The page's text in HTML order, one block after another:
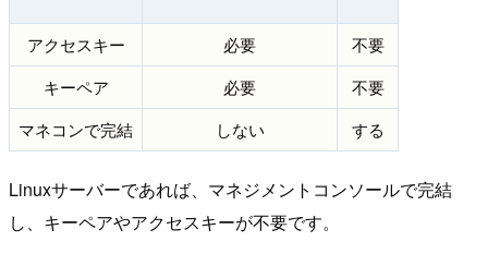
アクセスキー 必要
不要
キーペア
必要
不要
マネコンで完結
しない する
Linuxサーバーであれば、マネジメントコンソールで完結
し、キーペアやアクセスキーが不要です。